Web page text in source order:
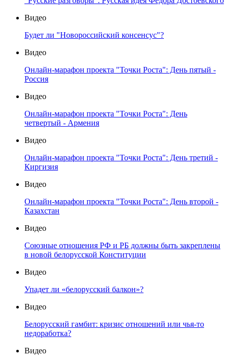
Видео
Будет ли "Новороссийский консенсус"?
Видео
Онлайн-марафон проекта "Точки Роста": День пятый -
Россия
Видео
Онлайн-марафон проекта "Точки Роста": День
четвертый - Армения
Видео
Онлайн-марафон проекта "Точки Роста": День третий -
Киргизия
Видео
Онлайн-марафон проекта "Точки Роста": День второй -
Казахстан
Видео
Союзные отношения РФ и РБ должны быть закреплены
в новой белорусской Конституции
Видео
Упадет ли «белорусский балкон»?
Видео
Белорусский гамбит: кризис отношений или чья-то
недоработка?
Видео